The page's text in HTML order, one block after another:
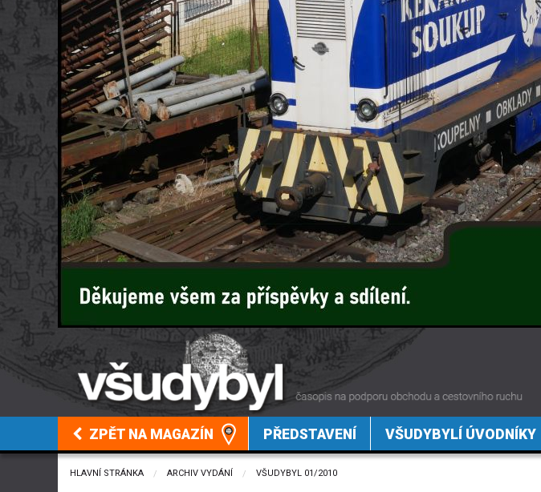
ZPĚT NA MAGAZÍN PŘEDSTAVENÍ VŠUDYBYLÍ ÚVODNÍKY
HLAVNÍ STRÁNKA ARCHIV VYDÁNÍ VŠUDYBYL 01/2010